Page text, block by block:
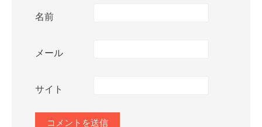
名前
メール
サイト